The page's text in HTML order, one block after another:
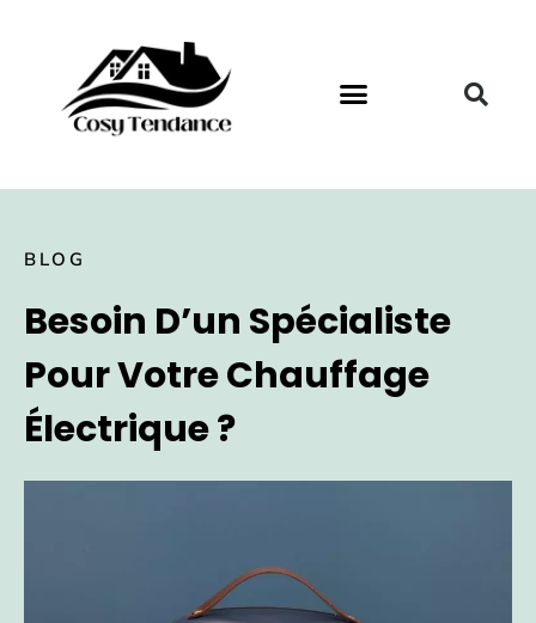
BLOG
Besoin D’un Spécialiste
Pour Votre Chauffage
Électrique ?